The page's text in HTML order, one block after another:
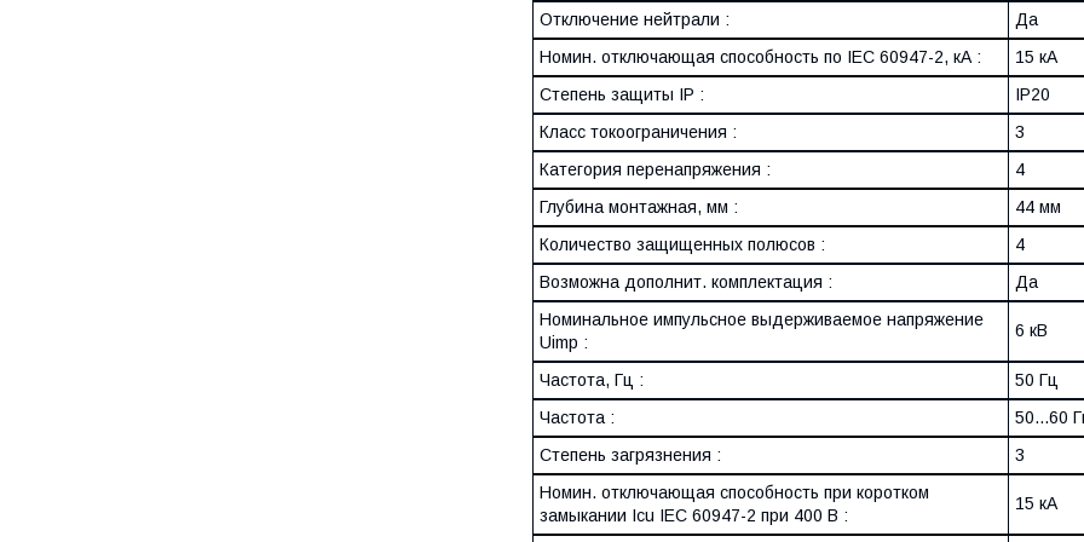
Отключение нейтрали :
Да
Номин. отключающая способность по IEC 60947-2, кА :
15 кА
Степень защиты IP :
IP20
Класс токоограничения :
3
Категория перенапряжения :
4
Глубина монтажная, мм :
44 мм
Количество защищенных полюсов :
4
Возможна дополнит. комплектация :
Да
Номинальное импульсное выдерживаемое напряжение
Uimp :
6 кВ
Частота, Гц :
50 Гц
Частота :
50...60
Степень загрязнения :
3
Номин. отключающая способность при коротком
замыкании Icu IEC 60947-2 при 400 В :
15 кА